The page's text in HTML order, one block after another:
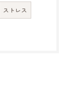
ストレス